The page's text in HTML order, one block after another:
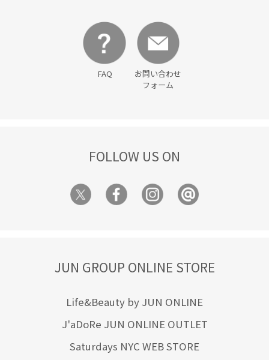
麻
FAQ
お問い合わせ
フォーム
FOLLOW US ON
JUN GROUP ONLINE STORE
Life&Beauty by JUN ONLINE
J'aDoRe JUN ONLINE OUTLET
Saturdays NYC WEB STORE